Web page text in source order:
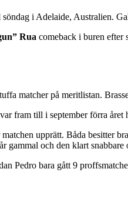
i Adelaide, Australien.
Rua comeback i buren
matcher på meritlistan.
fram till i september förra
upprätt. Båda besitter
gammal och den klart
Pedro bara gått 9